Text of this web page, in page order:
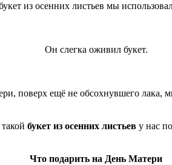
из осенних листьев мы
Он слегка оживил букет.
поверх ещё не обсохнувшего лака,
букет из осенних листьев у нас
Что подарить на День Матери